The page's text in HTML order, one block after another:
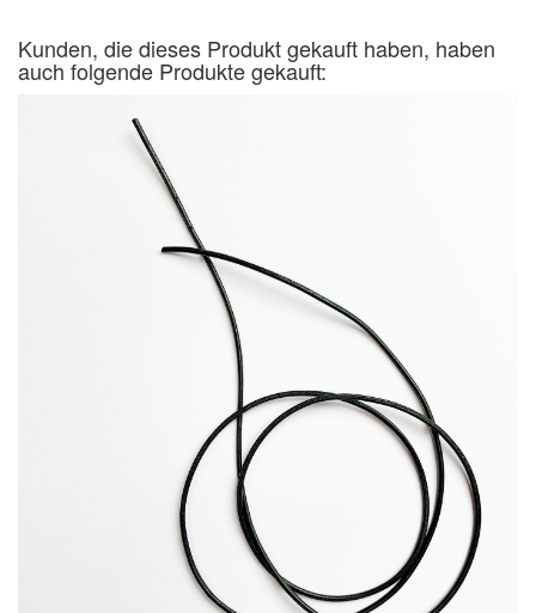
Kunden, die dieses Produkt gekauft haben, haben
auch folgende Produkte gekauft: